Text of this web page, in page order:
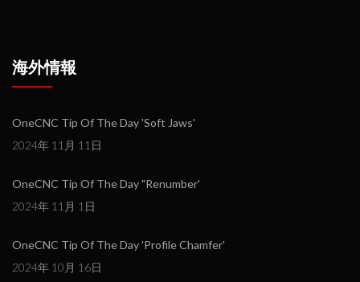
海外情報
OneCNC Tip Of The Day 'Soft Jaws'
2024年 11月 11日
OneCNC Tip Of The Day "Renumber'
2024年 11月 1日
OneCNC Tip Of The Day 'Profile Chamfer'
2024年 10月 16日